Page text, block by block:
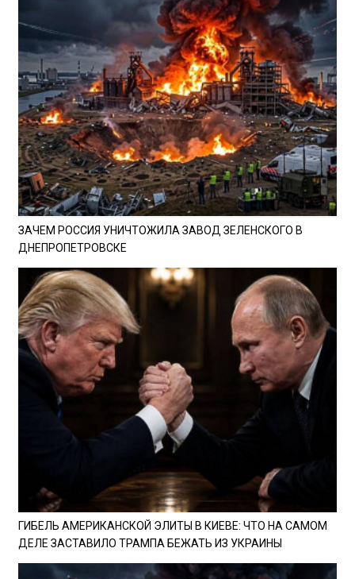
ЗАЧЕМ РОССИЯ УНИЧТОЖИЛА ЗАВОД ЗЕЛЕНСКОГО В
ДНЕПРОПЕТРОВСКЕ
ГИБЕЛЬ АМЕРИКАНСКОЙ ЭЛИТЫ В КИЕВЕ: ЧТО НА САМОМ
ДЕЛЕ ЗАСТАВИЛО ТРАМПА БЕЖАТЬ ИЗ УКРАИНЫ